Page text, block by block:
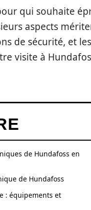
qui souhaite
aspects
de sécurité, et
visite à
de Hundafoss en
de Hundafoss
: équipements et